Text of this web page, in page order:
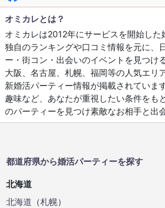
オミカレとは？
オミカレは2012年にサービスを開始した
独自のランキングや口コミ情報を元に、
ー・街コン・出会いのイベントを見つけ
大阪、名古屋、札幌、福岡等の人気エリ
新婚活パーティー情報が掲載されていま
趣味など、あなたが重視したい条件をも
のパーティーを見つけ素敵なお相手と出
都道府県から婚活パーティーを探す
北海道
北海道 （札幌）